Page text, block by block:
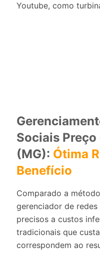
Youtube, como
Sociais
(MG): Ótima
Benefício
Comparado a
gerenciador de
precisos a custos
tradicionais que
correspondem ao